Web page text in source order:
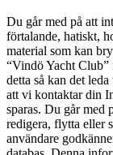
Du går med på att
förtalande, hatiskt,
material som kan
“Vindö Yacht
detta så kan det
att vi kontaktar din
sparas. Du går med
redigera, flytta eller
användare